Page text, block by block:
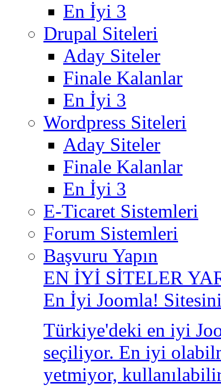
En İyi 3
Drupal Siteleri
Aday Siteler
Finale Kalanlar
En İyi 3
Wordpress Siteleri
Aday Siteler
Finale Kalanlar
En İyi 3
E-Ticaret Sistemleri
Forum Sistemleri
Başvuru Yapın
EN İYİ SİTELER
En İyi Joomla!
Türkiye'deki en iyi
seçiliyor. En iyi
yetmiyor,